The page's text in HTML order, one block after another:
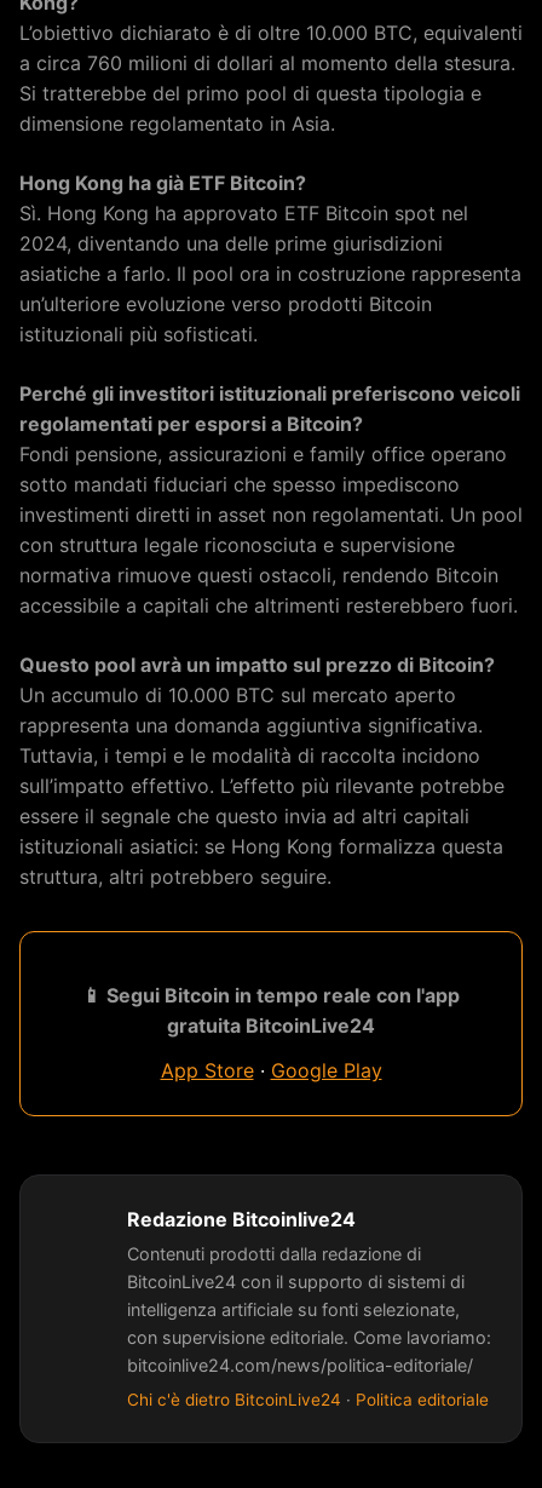
L’obiettivo dichiarato è di oltre 10.000 BTC, equivalenti
a circa 760 milioni di dollari al momento della stesura.
Si tratterebbe del primo pool di questa tipologia e
dimensione regolamentato in Asia.
Hong Kong ha già ETF Bitcoin?
Sì. Hong Kong ha approvato ETF Bitcoin spot nel
2024, diventando una delle prime giurisdizioni
asiatiche a farlo. Il pool ora in costruzione rappresenta
un’ulteriore evoluzione verso prodotti Bitcoin
istituzionali più sofisticati.
Perché gli investitori istituzionali preferiscono veicoli
regolamentati per esporsi a Bitcoin?
Fondi pensione, assicurazioni e family office operano
sotto mandati fiduciari che spesso impediscono
investimenti diretti in asset non regolamentati. Un pool
con struttura legale riconosciuta e supervisione
normativa rimuove questi ostacoli, rendendo Bitcoin
accessibile a capitali che altrimenti resterebbero fuori.
Questo pool avrà un impatto sul prezzo di Bitcoin?
Un accumulo di 10.000 BTC sul mercato aperto
rappresenta una domanda aggiuntiva significativa.
Tuttavia, i tempi e le modalità di raccolta incidono
sull’impatto effettivo. L’effetto più rilevante potrebbe
essere il segnale che questo invia ad altri capitali
istituzionali asiatici: se Hong Kong formalizza questa
struttura, altri potrebbero seguire.
📱 Segui Bitcoin in tempo reale con l'app
gratuita BitcoinLive24
App Store· Google Play
Redazione Bitcoinlive24
Contenuti prodotti dalla redazione di
BitcoinLive24 con il supporto di sistemi di
intelligenza artificiale su fonti selezionate,
con supervisione editoriale. Come lavoriamo:
bitcoinlive24.com/news/politica-editoriale/
Chi c'è dietro BitcoinLive24 · Politica editoriale